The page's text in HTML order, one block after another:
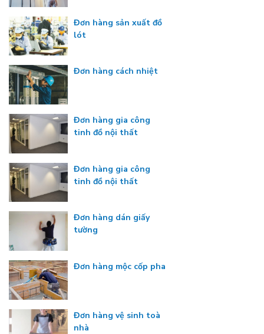
Đơn hàng sản xuất đồ
lót
Đơn hàng cách nhiệt
Đơn hàng gia công
tinh đồ nội thất
Đơn hàng gia công
tinh đồ nội thất
Đơn hàng dán giấy
tường
Đơn hàng mộc cốp pha
Đơn hàng vệ sinh toà
nhà